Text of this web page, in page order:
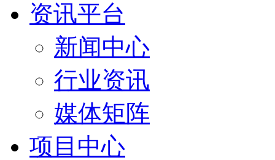
资讯平台
新闻中心
行业资讯
媒体矩阵
项目中心